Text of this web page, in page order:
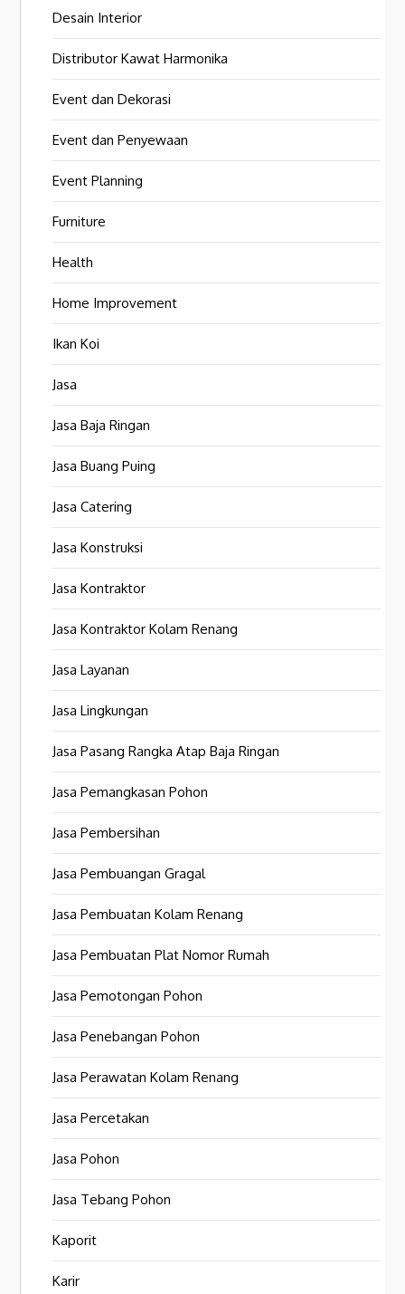
Desain Interior
Distributor Kawat Harmonika
Event dan Dekorasi
Event dan Penyewaan
Event Planning
Furniture
Health
Home Improvement
Ikan Koi
Jasa
Jasa Baja Ringan
Jasa Buang Puing
Jasa Catering
Jasa Konstruksi
Jasa Kontraktor
Jasa Kontraktor Kolam Renang
Jasa Layanan
Jasa Lingkungan
Jasa Pasang Rangka Atap Baja Ringan
Jasa Pemangkasan Pohon
Jasa Pembersihan
Jasa Pembuangan Gragal
Jasa Pembuatan Kolam Renang
Jasa Pembuatan Plat Nomor Rumah
Jasa Pemotongan Pohon
Jasa Penebangan Pohon
Jasa Perawatan Kolam Renang
Jasa Percetakan
Jasa Pohon
Jasa Tebang Pohon
Kaporit
Karir